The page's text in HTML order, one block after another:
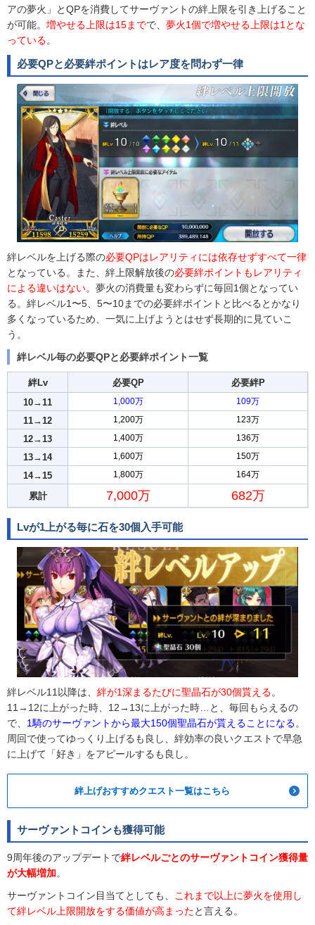
アの夢火」とQPを消費してサーヴァントの絆上限を引き上げること
が可能。 増やせる上限は15までで、 夢火1個で増やせる上限は1とな
っている。
必要QPと必要絆ポイントはレア度を問わず一律
絆レベルを上げる際の必要QPはレアリティには依存せずすべて一律
となっている。また、絆上限解放後の必要絆ポイントもレアリティ
による違いはない。夢火の消費量も変わらずに毎回1個となってい
る。絆レベル1〜5、5〜10までの必要絆ポイントと比べるとかなり
多くなっているため、一気に上げようとはせず長期的に見ていこ
う。
絆レベル毎の必要QPと必要絆ポイント一覧
絆Lv 必要QP
必要絆P
10→11
1,000万 109万
11→12 1,200万 123万
12→13 1,400万 136万
13→14 1,600万 150万
14→15 1,800万 164万
累計 7,000万 682万
Lvが1上がる毎に石を30個入手可能
絆レベル11以降は、 絆が1深まるたびに聖晶石が30個貰える。
11→12に上がった時、12→13に上がった時…と、毎回もらえるの
で、 1騎のサーヴァントから最大150個聖晶石が貰えることになる。
周回で使ってゆっくり上げるも良し、絆効率の良いクエストで早急
に上げて「好き」をアピールするも良し。
絆上げおすすめクエスト一覧はこちら
サーヴァントコインも獲得可能
9周年後のアップデートで絆レベルごとのサーヴァントコイン獲得量
が大幅増加。
サーヴァントコイン目当てとしても、
これまで以上に夢火を使用し
て絆レベル上限開放をする価値が高まったと言える。